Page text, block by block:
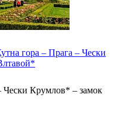
гора – Прага – Чески
Чески Крумлов* – замок